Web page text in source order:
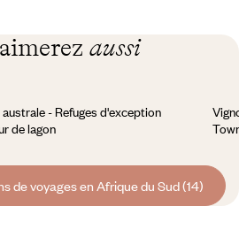
aussi
- Refuges d'exception
de lagon
de voyages en Afrique du Sud (14)